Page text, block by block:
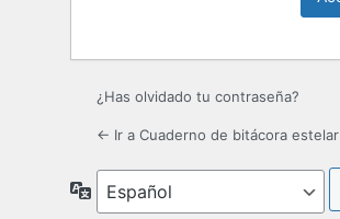
¿Has olvidado tu contraseña?
← Ir a Cuaderno de bitácora estelar
Idioma